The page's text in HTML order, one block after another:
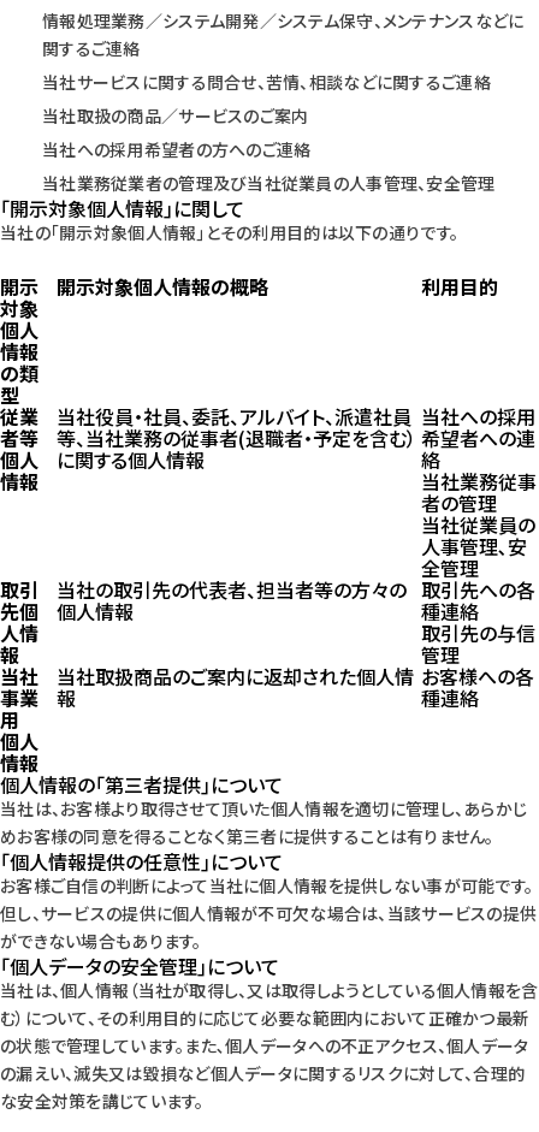
情報処理業務／システム開発／システム保守、メンテナンスなどに
関するご連絡
当社サービスに関する問合せ、苦情、相談などに関するご連絡
当社取扱の商品／サービスのご案内
当社への採用希望者の方へのご連絡
当社業務従業者の管理及び当社従業員の人事管理、安全管理
｢開示対象個人情報｣に関して
当社の｢開示対象個人情報｣とその利用目的は以下の通りです。
開示
対象
個人
情報
の類
型
開示対象個人情報の概略 利用目的
従業
者等
個人
情報
当社役員・社員、委託、アルバイト、派遣社員
等、当社業務の従事者(退職者・予定を含む）
に関する個人情報
当社への採用
希望者への連
絡
当社業務従事
者の管理
当社従業員の
人事管理､安
全管理
取引
先個
人情
報
当社の取引先の代表者、担当者等の方々の
個人情報
取引先への各
種連絡
取引先の与信
管理
当社
事業
用
個人
情報
当社取扱商品のご案内に返却された個人情
報
お客様への各
種連絡
個人情報の｢第三者提供｣について
当社は、お客様より取得させて頂いた個人情報を適切に管理し、あらかじ
めお客様の同意を得ることなく第三者に提供することは有りません。
｢個人情報提供の任意性｣について
お客様ご自信の判断によって当社に個人情報を提供しない事が可能です。
但し、サービスの提供に個人情報が不可欠な場合は、当該サービスの提供
ができない場合もあります。
｢個人データの安全管理｣について
当社は、個人情報（当社が取得し、又は取得しようとしている個人情報を含
む）について、その利用目的に応じて必要な範囲内において正確かつ最新
の状態で管理しています。また､個人データへの不正アクセス、個人データ
の漏えい、滅失又は毀損など個人データに関するリスクに対して、合理的
な安全対策を講じています。